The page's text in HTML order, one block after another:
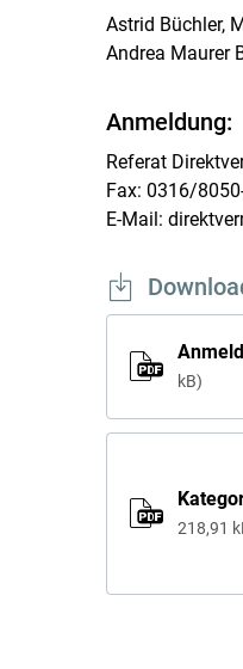
Astrid Büchler,
Andrea Maurer
Anmeldung:
Referat
Fax: 0316/
E-Mail:
kB
218,91